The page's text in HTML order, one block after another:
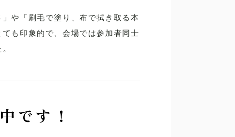
や「刷毛で塗り、布で拭き取る本
も印象的で、会場では参加者同士
です！